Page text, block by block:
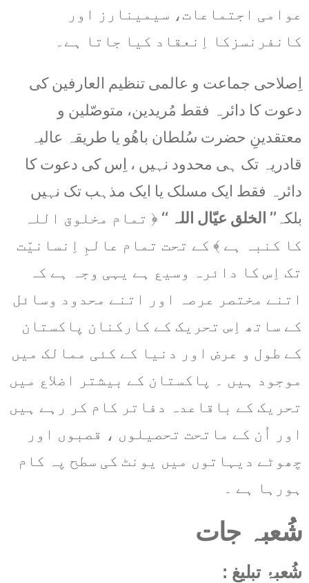
عوامی اجتماعات، سیمینارز اور
کانفرنسزکا اِنعقاد کیا جاتا ہے۔
اِصلاحی جماعت و عالمی تنظیم العارفین کی
دعوت کا دائرہ فقط مُریدین، متوصّلین و
معتقدینِ حضرت سُلطان باھُو یا طریقہ عالیہ
قادریہ تک ہی محدود نہیں ، اِس کی دعوت کا
دائرہ فقط ایک مسلک یا ایک مذہب تک نہیں
بلکہ ’’ الخلق عیّال اللہ ‘‘ ﴿ تمام مخلوق اللہ
کا کنبہ ہے ﴾ کے تحت تمام عالمِ اِنسانیّت
تک اِس کا دائرہ وسیع ہے یہی وجہ ہے کہ
اتنے مختصر عرصہ اور اتنے محدود وسائل
کے ساتھ اِس تحریک کے کارکنان پاکستان
کے طول و عرض اور دنیا کے کئی ممالک میں
موجود ہیں ۔ پاکستان کے بیشتر اضلاع میں
تحریک کے باقاعدہ دفاتر کام کر رہے ہیں
اور اُن کے ماتحت تحصیلوں ، قصبوں اور
چھوٹے دیہاتوں میں یونٹ کی سطح پہ کام
ہورہا ہے ۔
شُعبہ جات
شُعبۂ تبلیغ :